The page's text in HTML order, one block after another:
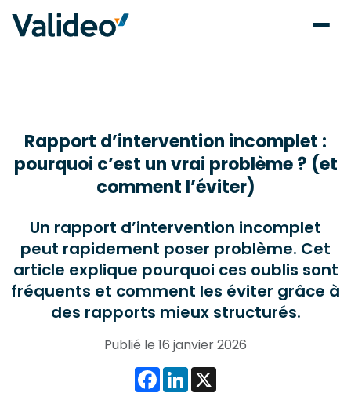
Rapport d’intervention incomplet :
pourquoi c’est un vrai problème ? (et
comment l’éviter)
Un rapport d’intervention incomplet
peut rapidement poser problème. Cet
article explique pourquoi ces oublis sont
fréquents et comment les éviter grâce à
des rapports mieux structurés.
Publié le 16 janvier 2026
Facebook
LinkedIn